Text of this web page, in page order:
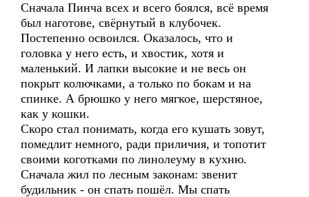
Сначала Пинча всех и всего боялся, всё время
был наготове, свёрнутый в клубочек.
Постепенно освоился. Оказалось, что и
головка у него есть, и хвостик, хотя и
маленький. И лапки высокие и не весь он
покрыт колючками, а только по бокам и на
спинке. А брюшко у него мягкое, шерстяное,
как у кошки.
Скоро стал понимать, когда его кушать зовут,
помедлит немного, ради приличия, и топотит
своими коготками по линолеуму в кухню.
Сначала жил по лесным законам: звенит
будильник - он спать пошёл. Мы спать